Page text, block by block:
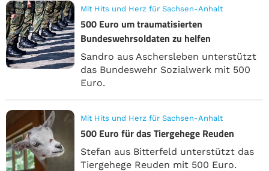
Mit Hits und Herz für Sachsen-Anhalt
500 Euro um traumatisierten
Bundeswehrsoldaten zu helfen
Sandro aus Aschersleben unterstützt
das Bundeswehr Sozialwerk mit 500
Euro.
Mit Hits und Herz für Sachsen-Anhalt
500 Euro für das Tiergehege Reuden
Stefan aus Bitterfeld unterstützt das
Tiergehege Reuden mit 500 Euro.